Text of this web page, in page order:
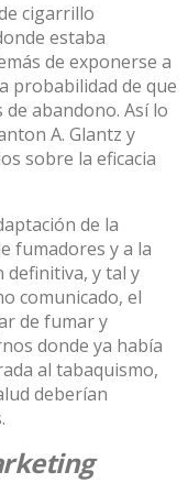
cigarrillo
estaba
de exponerse a
probabilidad de que
abandono. Así lo
A. Glantz y
sobre la eficacia
de la
fumadores y a la
definitiva, y tal y
comunicado, el
de fumar y
donde ya había
al tabaquismo,
deberían
.